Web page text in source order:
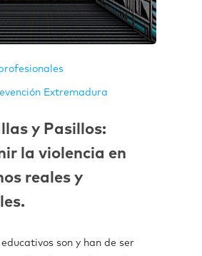
Extremadura
y Pasillos:
la violencia en
reales y
son y han de ser